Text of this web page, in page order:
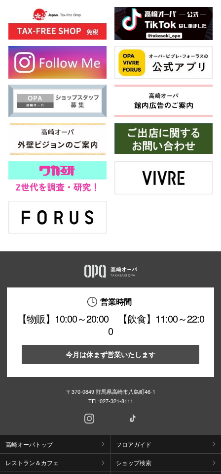
営業時間
【物販】10:00～20:00 【飲食】11:00～22:0
0
今月は休まず営業いたします
〒370-0849 群馬県高崎市八島町46-1
TEL:027-321-8111
高崎オーパトップ フロアガイド
レストラン＆カフェ ショップ検索